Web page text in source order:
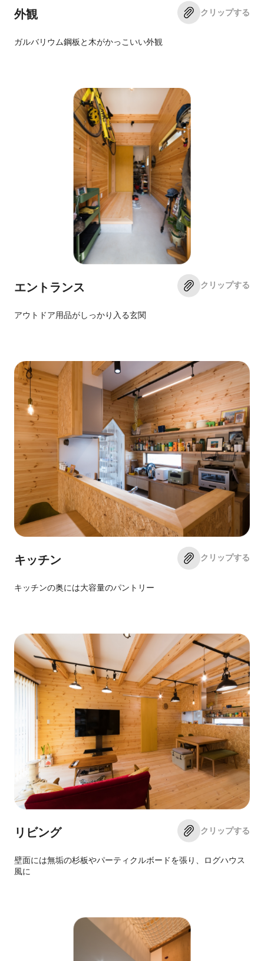
外観
ガルバリウム鋼板と木がかっこいい外観
クリップする
エントランス
アウトドア用品がしっかり入る玄関
クリップする
キッチン
キッチンの奥には大容量のパントリー
クリップする
リビング
壁面には無垢の杉板やパーティクルボードを張り、ログハウス
風に
クリップする